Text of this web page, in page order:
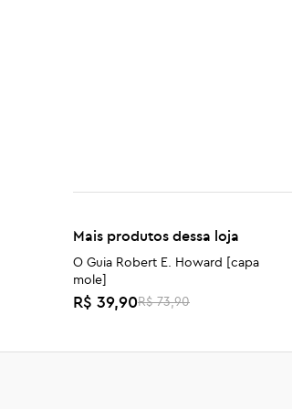
Mais produtos dessa loja
-46%
O Guia Robert E. Howard [capa
mole]
R$ 39,90R$ 73,90